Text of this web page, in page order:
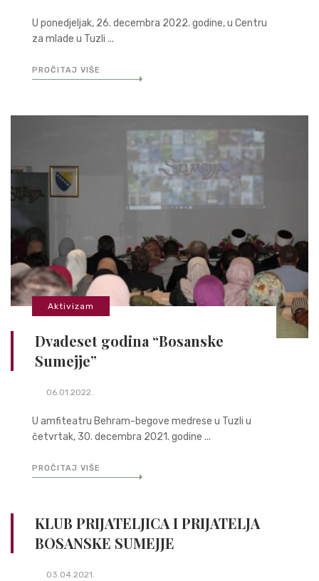
U ponedjeljak, 26. decembra 2022. godine, u Centru
za mlade u Tuzli ...
PROČITAJ VIŠE
Aktivizam
Dvadeset godina “Bosanske
Sumejje”
06.01.2022.
U amfiteatru Behram-begove medrese u Tuzli u
četvrtak, 30. decembra 2021. godine ...
PROČITAJ VIŠE
KLUB PRIJATELJICA I PRIJATELJA
BOSANSKE SUMEJJE
03.04.2021.